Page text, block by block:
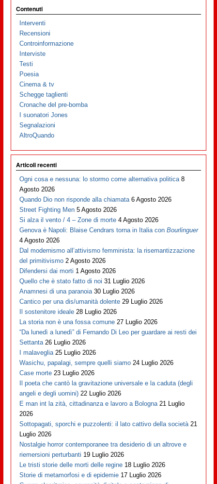
Contenuti
Interventi
Recensioni
Controinformazione
Interviste
Testi
Poesia
Cinema & tv
Schegge taglienti
Cronache del pre-bomba
I suonatori Jones
Segnalazioni
AltroQuando
Articoli recenti
Ogni cosa e nessuna: lo stormo come alternativa politica 8
Agosto 2026
Quando Dio non risponde alla chiamata 6 Agosto 2026
Street Fighting Men 5 Agosto 2026
Si alza il vento / 4 – Zone di morte 4 Agosto 2026
Genova è Napoli: Blaise Cendrars torna in Italia conBourlinguer
4 Agosto 2026
Dal modernismo all’attivismo femminista: la risemantizzazione
del primitivismo 2 Agosto 2026
Difendersi dai morti 1 Agosto 2026
Quello che è stato fatto di noi 31 Luglio 2026
Anamnesi di una paranoia 30 Luglio 2026
Cantico per una dis/umanità dolente 29 Luglio 2026
Il sostenitore ideale 28 Luglio 2026
La storia non è una fossa comune 27 Luglio 2026
“Da lunedì a lunedì” di Fernando Di Leo per guardare ai resti dei
Settanta 26 Luglio 2026
I malaveglia 25 Luglio 2026
Wasichu, papalagi, sempre quelli siamo 24 Luglio 2026
Case morte 23 Luglio 2026
Il poeta che cantò la gravitazione universale e la caduta (degli
angeli e degli uomini) 22 Luglio 2026
E man int la zità, cittadinanza e lavoro a Bologna 21 Luglio
2026
Sottopagati, sporchi e puzzolenti: il lato cattivo della società 21
Luglio 2026
Nostalgie horror contemporanee tra desiderio di un altrove e
riemersioni perturbanti 19 Luglio 2026
Le tristi storie delle morti delle regine 18 Luglio 2026
Storie di metamorfosi e di epidemie 17 Luglio 2026